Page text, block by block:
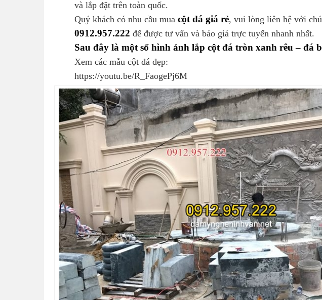
và lắp đặt trên toàn quốc.
Quý khách có nhu cầu mua cột đá giá rẻ, vui lòng liên hệ với
0912.957.222 để được tư vấn và báo giá trực tuyến nhanh nhất.
Sau đây là một số hình ảnh lắp cột đá tròn xanh rêu – đá
Xem các mẫu cột đá đẹp:
https://youtu.be/R_FaogePj6M